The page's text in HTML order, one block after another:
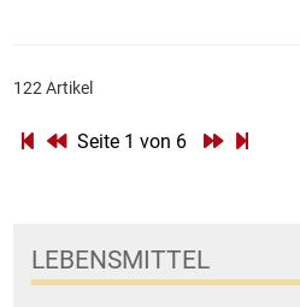
LEBENSMITTEL
122 Artikel
Seite 1 von 6